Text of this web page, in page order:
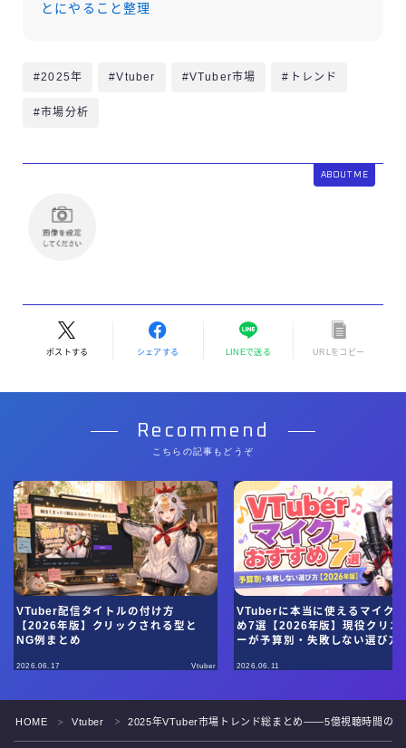
とにやること整理
#2025年 #Vtuber #VTuber市場 #トレンド
#市場分析
ABOUT ME
ポストする シェアする LINEで送る URLをコピー
Recommend
こちらの記事もどうぞ
VTuber配信タイトルの付け方
【2026年版】クリックされる型と
NG例まとめ
2026.06.17 Vtuber
VTuberに本当に使えるマイク
め7選【2026年版】現役クリエ
ーが予算別・失敗しない選び方
2026.06.11
HOME ＞ Vtuber ＞ 2025年VTuber市場トレンド総まとめ——5億視聴時間の市